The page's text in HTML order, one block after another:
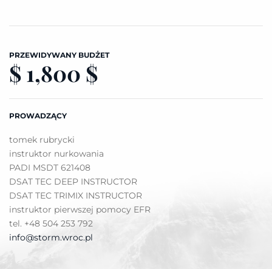
PRZEWIDYWANY BUDŻET
$ 1,800 $
PROWADZĄCY
tomek rubrycki
instruktor nurkowania
PADI MSDT 621408
DSAT TEC DEEP INSTRUCTOR
DSAT TEC TRIMIX INSTRUCTOR
instruktor pierwszej pomocy EFR
tel. +48 504 253 792
info@storm.wroc.pl